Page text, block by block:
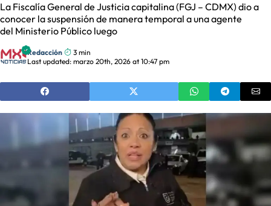
La Fiscalía General de Justicia capitalina (FGJ – CDMX) dio a
conocer la suspensión de manera temporal a una agente
del Ministerio Público luego
Redacción
3 min
Last updated: marzo 20th, 2026 at 10:47 pm